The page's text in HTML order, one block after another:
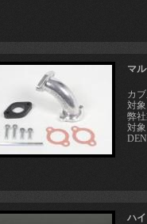
マ
カ
対
弊
対
ハ